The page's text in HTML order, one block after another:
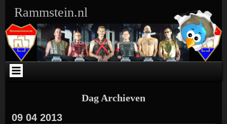
inhoud
WEBLIZAR_FACEBOOK_LIKEBOX-
Rammstein.nl
The Original Dutch Rammstein Fansite
Dag Archieven
09 04 2013